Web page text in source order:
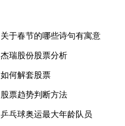
关于春节的哪些诗句有寓意
杰瑞股份股票分析
如何解套股票
股票趋势判断方法
乒乓球奥运最大年龄队员